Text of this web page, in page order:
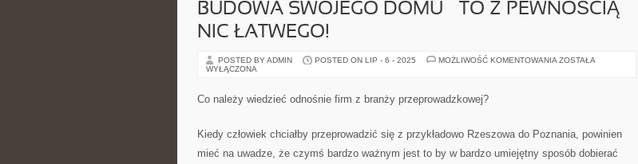
BUDOWA SWOJEGO DOMU – TO Z PEWNOŚCIĄ
NIC ŁATWEGO!
POSTED BY ADMIN POSTED ON LIP - 6 - 2025 MOŻLIWOŚĆ KOMENTOWANIA BUDOWA
ŁATWEGO!
ZOSTAŁA
WYŁĄCZONA
Co należy wiedzieć odnośnie firm z branży przeprowadzkowej?
Kiedy człowiek chciałby przeprowadzić się z przykładowo Rzeszowa do Poznania, powinien
mieć na uwadze, że czymś bardzo ważnym jest to by w bardzo umiejętny sposób dobierać